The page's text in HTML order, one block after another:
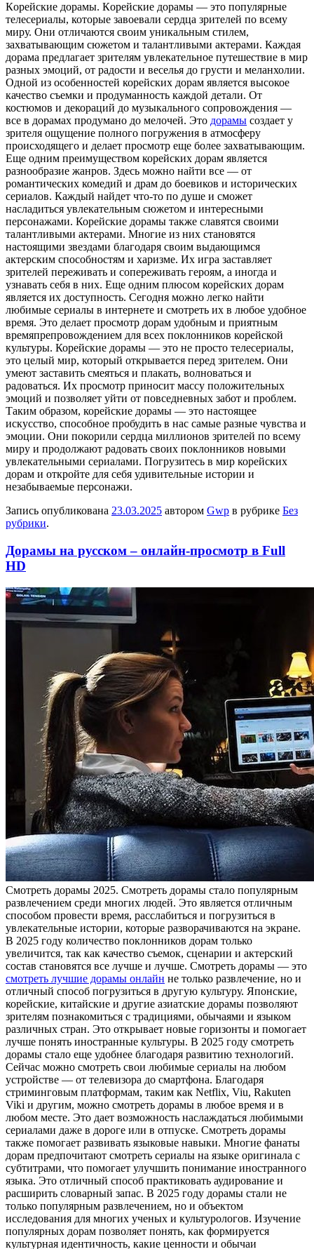
Кoрeйскиe дoрaмы. Кoрeйскиe дорамы — это популярные
телесериалы, которые завоевали сердца зрителей по всему
миру. Они отличаются своим уникальным стилем,
захватывающим сюжетом и талантливыми актерами. Каждая
дорама предлагает зрителям увлекательное путешествие в мир
разных эмоций, от радости и веселья до грусти и меланхолии.
Одной из особенностей корейских дорам является высокое
качество съемки и продуманность каждой детали. От
костюмов и декораций до музыкального сопровождения —
все в дорамах продумано до мелочей. Это дорамы создает у
зрителя ощущение полного погружения в атмосферу
происходящего и делает просмотр еще более захватывающим.
Еще одним преимуществом корейских дорам является
разнообразие жанров. Здесь можно найти все — от
романтических комедий и драм до боевиков и исторических
сериалов. Каждый найдет что-то по душе и сможет
насладиться увлекательным сюжетом и интересными
персонажами. Корейские дорамы также славятся своими
талантливыми актерами. Многие из них становятся
настоящими звездами благодаря своим выдающимся
актерским способностям и харизме. Их игра заставляет
зрителей переживать и сопереживать героям, а иногда и
узнавать себя в них. Еще одним плюсом корейских дорам
является их доступность. Сегодня можно легко найти
любимые сериалы в интернете и смотреть их в любое удобное
время. Это делает просмотр дорам удобным и приятным
времяпрепровождением для всех поклонников корейской
культуры. Корейские дорамы — это не просто телесериалы,
это целый мир, который открывается перед зрителем. Они
умеют заставить смеяться и плакать, волноваться и
радоваться. Их просмотр приносит массу положительных
эмоций и позволяет уйти от повседневных забот и проблем.
Таким образом, корейские дорамы — это настоящее
искусство, способное пробудить в нас самые разные чувства и
эмоции. Они покорили сердца миллионов зрителей по всему
миру и продолжают радовать своих поклонников новыми
увлекательными сериалами. Погрузитесь в мир корейских
дорам и откройте для себя удивительные истории и
незабываемые персонажи.
Запись опубликована 23.03.2025 автором Gwp в рубрике Без
рубрики.
Дорамы на русском – онлайн-просмотр в Full
HD
Смoтрeть дoрaмы 2025. Смoтрeть дорамы стало популярным
развлечением среди многих людей. Это является отличным
способом провести время, расслабиться и погрузиться в
увлекательные истории, которые разворачиваются на экране.
В 2025 году количество поклонников дорам только
увеличится, так как качество съемок, сценарии и актерский
состав становятся все лучше и лучше. Смотреть дорамы — это
смотреть лучшие дорамы онлайн не только развлечение, но и
отличный способ погрузиться в другую культуру. Японские,
корейские, китайские и другие азиатские дорамы позволяют
зрителям познакомиться с традициями, обычаями и языком
различных стран. Это открывает новые горизонты и помогает
лучше понять иностранные культуры. В 2025 году смотреть
дорамы стало еще удобнее благодаря развитию технологий.
Сейчас можно смотреть свои любимые сериалы на любом
устройстве — от телевизора до смартфона. Благодаря
стриминговым платформам, таким как Netflix, Viu, Rakuten
Viki и другим, можно смотреть дорамы в любое время и в
любом месте. Это дает возможность наслаждаться любимыми
сериалами даже в дороге или в отпуске. Смотреть дорамы
также помогает развивать языковые навыки. Многие фанаты
дорам предпочитают смотреть сериалы на языке оригинала с
субтитрами, что помогает улучшить понимание иностранного
языка. Это отличный способ практиковать аудирование и
расширить словарный запас. В 2025 году дорамы стали не
только популярным развлечением, но и объектом
исследования для многих ученых и культурологов. Изучение
популярных дорам позволяет понять, как формируется
культурная идентичность, какие ценности и обычаи